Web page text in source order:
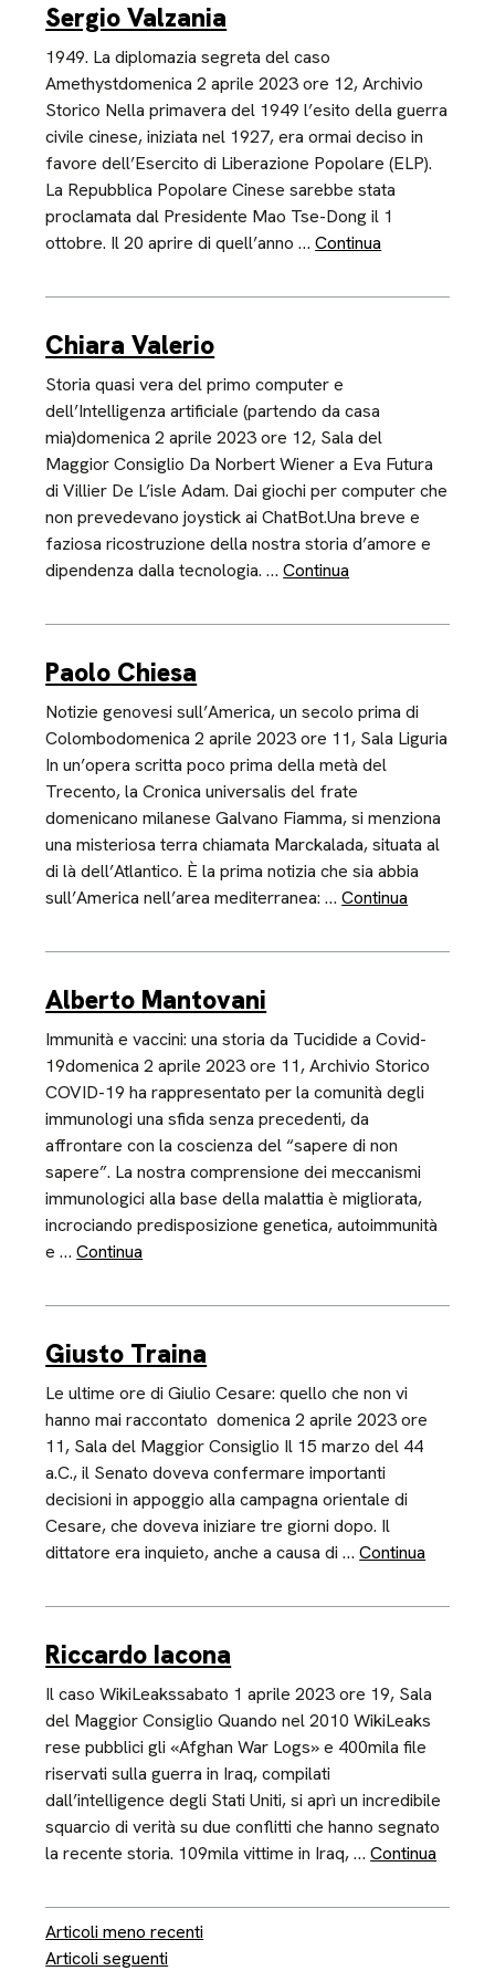
Sergio Valzania
1949. La diplomazia segreta del caso
Amethystdomenica 2 aprile 2023 ore 12, Archivio
Storico Nella primavera del 1949 l’esito della guerra
civile cinese, iniziata nel 1927, era ormai deciso in
favore dell’Esercito di Liberazione Popolare (ELP).
La Repubblica Popolare Cinese sarebbe stata
proclamata dal Presidente Mao Tse-Dong il 1
ottobre. Il 20 aprire di quell’anno …Continua
Chiara Valerio
Storia quasi vera del primo computer e
dell’Intelligenza artificiale (partendo da casa
mia)domenica 2 aprile 2023 ore 12, Sala del
Maggior Consiglio Da Norbert Wiener a Eva Futura
di Villier De L’isle Adam. Dai giochi per computer che
non prevedevano joystick ai ChatBot.Una breve e
faziosa ricostruzione della nostra storia d’amore e
dipendenza dalla tecnologia. …Continua
Paolo Chiesa
Notizie genovesi sull’America, un secolo prima di
Colombodomenica 2 aprile 2023 ore 11, Sala Liguria
In un’opera scritta poco prima della metà del
Trecento, la Cronica universalis del frate
domenicano milanese Galvano Fiamma, si menziona
una misteriosa terra chiamata Marckalada, situata al
di là dell’Atlantico. È la prima notizia che sia abbia
sull’America nell’area mediterranea: …Continua
Alberto Mantovani
Immunità e vaccini: una storia da Tucidide a Covid-
19domenica 2 aprile 2023 ore 11, Archivio Storico
COVID-19 ha rappresentato per la comunità degli
immunologi una sfida senza precedenti, da
affrontare con la coscienza del “sapere di non
sapere”. La nostra comprensione dei meccanismi
immunologici alla base della malattia è migliorata,
incrociando predisposizione genetica, autoimmunità
e …Continua
Giusto Traina
Le ultime ore di Giulio Cesare: quello che non vi
hanno mai raccontato domenica 2 aprile 2023 ore
11, Sala del Maggior Consiglio Il 15 marzo del 44
a.C., il Senato doveva confermare importanti
decisioni in appoggio alla campagna orientale di
Cesare, che doveva iniziare tre giorni dopo. Il
dittatore era inquieto, anche a causa di …Continua
Riccardo Iacona
Il caso WikiLeakssabato 1 aprile 2023 ore 19, Sala
del Maggior Consiglio Quando nel 2010 WikiLeaks
rese pubblici gli «Afghan War Logs» e 400mila file
riservati sulla guerra in Iraq, compilati
dall’intelligence degli Stati Uniti, si aprì un incredibile
squarcio di verità su due conflitti che hanno segnato
la recente storia. 109mila vittime in Iraq, …Continua
Navigazione articoli
Articoli meno recenti
Articoli seguenti